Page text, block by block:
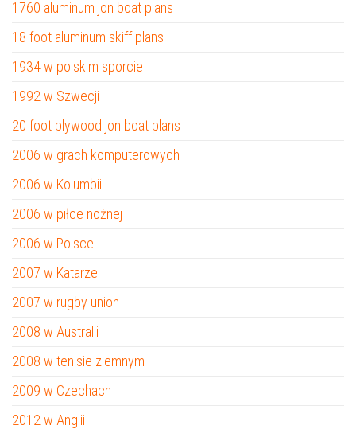
1760 aluminum jon boat plans
18 foot aluminum skiff plans
1934 w polskim sporcie
1992 w Szwecji
20 foot plywood jon boat plans
2006 w grach komputerowych
2006 w Kolumbii
2006 w piłce nożnej
2006 w Polsce
2007 w Katarze
2007 w rugby union
2008 w Australii
2008 w tenisie ziemnym
2009 w Czechach
2012 w Anglii